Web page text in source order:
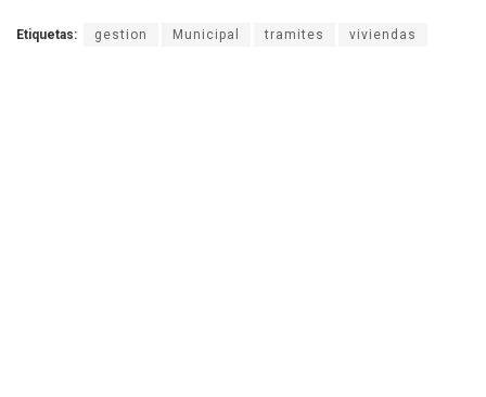
Etiquetas: gestion Municipal tramites viviendas